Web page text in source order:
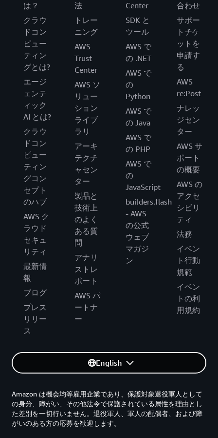
は？
クラウ
ドコン
ピュー
ティン
グとは?
エージ
ェンテ
ィック
AI とは?
クラウ
ドコン
ピュー
ティン
グコン
セプト
のハブ
AWS ク
ラウド
セキュ
リティ
最新情
報
ブログ
プレス
リリー
ス
法
トレー
ニング
AWS
Trust
Center
AWS ソ
リュー
ション
ライブ
ラリ
アーキ
テクチ
ャセン
ター
製品と
技術上
のよく
ある質
問
アナリ
ストレ
ポート
AWS パ
ートナ
ー
Center
SDK と
ツール
AWS で
の .NET
AWS で
の
Python
AWS で
の Java
AWS で
の PHP
AWS で
の
JavaScript
builders.flash
- AWS
の公式
ウェブ
マガジ
ン
合わせ
サポー
トチケ
ットを
申請す
る
AWS
re:Post
ナレッ
ジセン
ター
AWS サ
ポート
の概要
AWS の
アクセ
シビリ
ティ
法務
イベン
ト行動
規範
イベン
トの利
用規約
English
Amazon は機会均等雇用企業であり、保護対象退役軍人として
の身分、障がい、その他法令で保護されている属性を理由とし
た差別を一切行いません。退役軍人、軍人の配偶者、および障
がいのある方の応募を歓迎します。